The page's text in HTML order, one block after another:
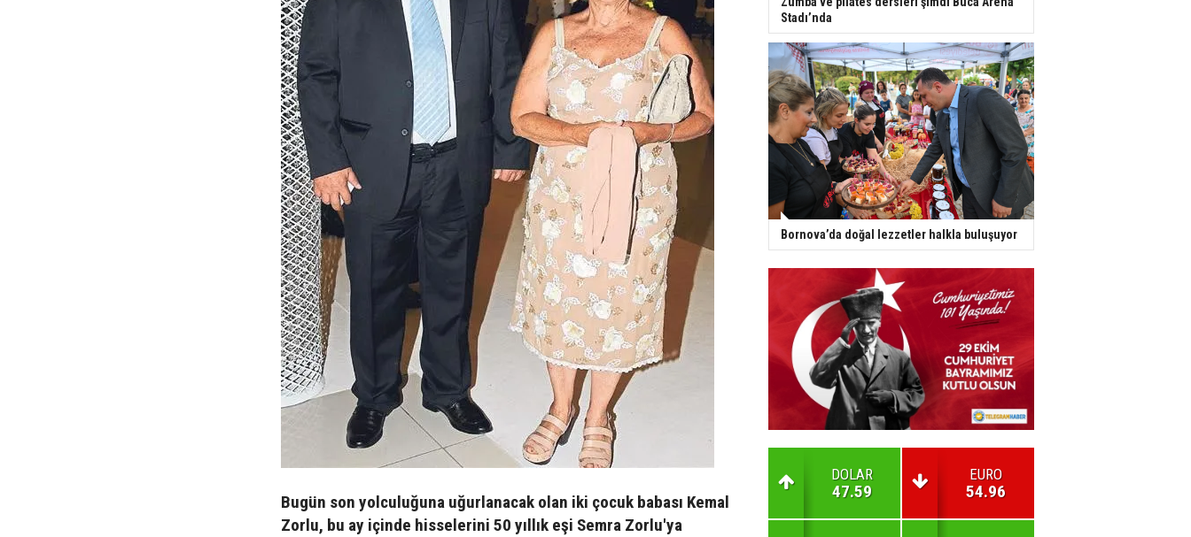
Bugün son yolculuğuna uğurlanacak olan iki çocuk babası Kemal
Zorlu, bu ay içinde hisselerini 50 yıllık eşi Semra Zorlu'ya
Stadı’nda
Bornova’da doğal lezzetler halkla buluşuyor
DOLAR
47.59
EURO
54.96